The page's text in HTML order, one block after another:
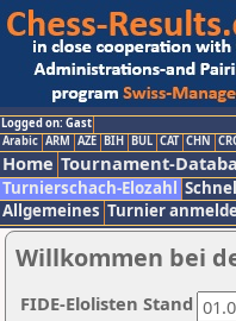
Logged on: Gast
Arabic ARM AZE BIH BUL CAT CHN
Home Tournament-
Turnierschach-Elozahl
Allgemeines Turnier
Willkommen bei
FIDE-Elolisten Stand